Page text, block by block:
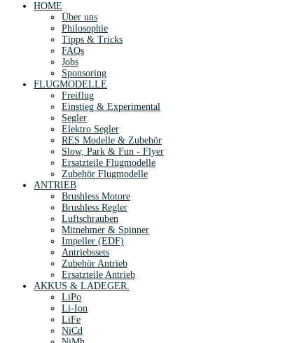
HOME
Über uns
Philosophie
Tipps & Tricks
FAQs
Jobs
Sponsoring
FLUGMODELLE
Freiflug
Einstieg & Experimental
Segler
Elektro Segler
RES Modelle & Zubehör
Slow, Park & Fun - Flyer
Ersatzteile Flugmodelle
Zubehör Flugmodelle
ANTRIEB
Brushless Motore
Brushless Regler
Luftschrauben
Mitnehmer & Spinner
Impeller (EDF)
Antriebssets
Zubehör Antrieb
Ersatzteile Antrieb
AKKUS & LADEGER.
LiPo
Li-Ion
LiFe
NiCd